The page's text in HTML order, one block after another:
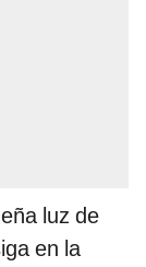
luz de
en la